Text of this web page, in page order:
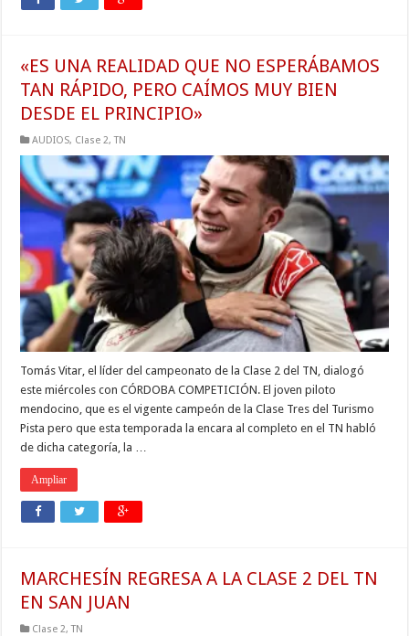
«ES UNA REALIDAD QUE NO ESPERÁBAMOS
TAN RÁPIDO, PERO CAÍMOS MUY BIEN
DESDE EL PRINCIPIO»
AUDIOS, Clase 2,TN
Tomás Vitar, el líder del campeonato de la Clase 2 del TN, dialogó
este miércoles con CÓRDOBA COMPETICIÓN. El joven piloto
mendocino, que es el vigente campeón de la Clase Tres del Turismo
Pista pero que esta temporada la encara al completo en el TN habló
de dicha categoría, la …
Ampliar
MARCHESÍN REGRESA A LA CLASE 2 DEL TN
EN SAN JUAN
Clase 2,TN